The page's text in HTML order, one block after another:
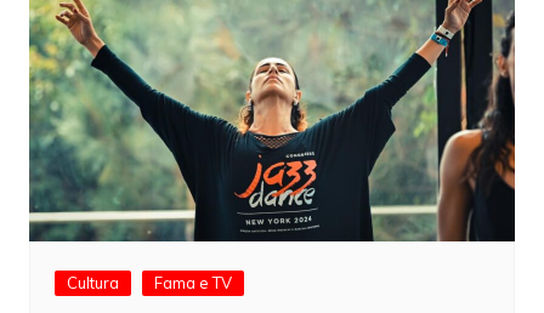
Cultura Fama e TV